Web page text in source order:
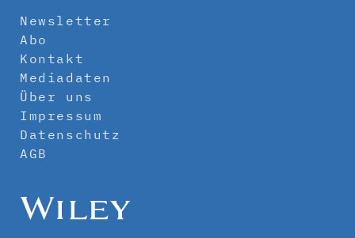
Newsletter
Abo
Kontakt
Mediadaten
Über uns
Impressum
Datenschutz
AGB